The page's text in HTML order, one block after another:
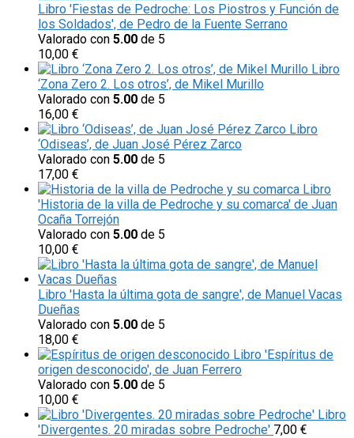
Libro 'Fiestas de Pedroche: Los Piostros y Función de
los Soldados', de Pedro de la Fuente Serrano
Valorado con 5.00 de 5
10,00 €
Libro
‘Zona Zero 2. Los otros’, de Mikel Murillo
Valorado con 5.00 de 5
16,00 €
Libro
‘Odiseas’, de Juan José Pérez Zarco
Valorado con 5.00 de 5
17,00 €
Libro
'Historia de la villa de Pedroche y su comarca' de Juan
Ocaña Torrejón
Valorado con 5.00 de 5
10,00 €
Libro 'Hasta la última gota de sangre', de Manuel Vacas
Dueñas
Valorado con 5.00 de 5
18,00 €
Libro 'Espíritus de
origen desconocido', de Juan Ferrero
Valorado con 5.00 de 5
10,00 €
Libro
'Divergentes. 20 miradas sobre Pedroche' 7,00 €